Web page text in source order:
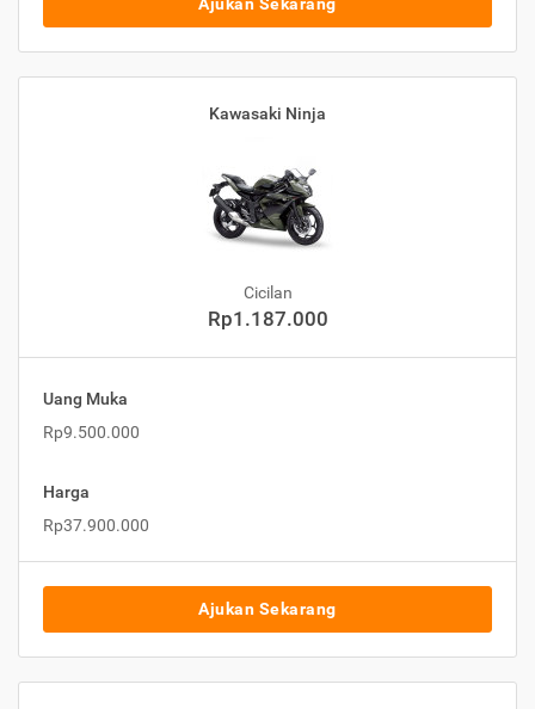
Ajukan Sekarang
Kawasaki Ninja
Cicilan
Rp1.187.000
Uang Muka
Rp9.500.000
Harga
Rp37.900.000
Ajukan Sekarang